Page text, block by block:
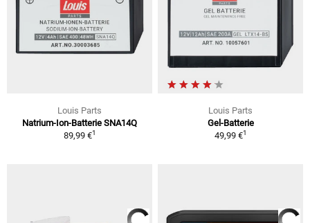
Louis Parts
Natrium-Ion-Batterie SNA14Q
89,99 €1
Louis Parts
Gel-Batterie
49,99 €1